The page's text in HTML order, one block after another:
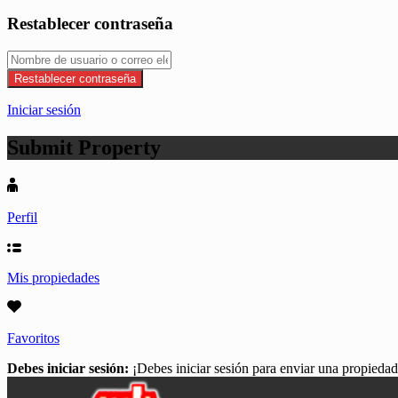
Restablecer contraseña
Restablecer contraseña
Iniciar sesión
Submit Property
Perfil
Mis propiedades
Favoritos
Debes iniciar sesión: ¡Debes iniciar sesión para enviar una